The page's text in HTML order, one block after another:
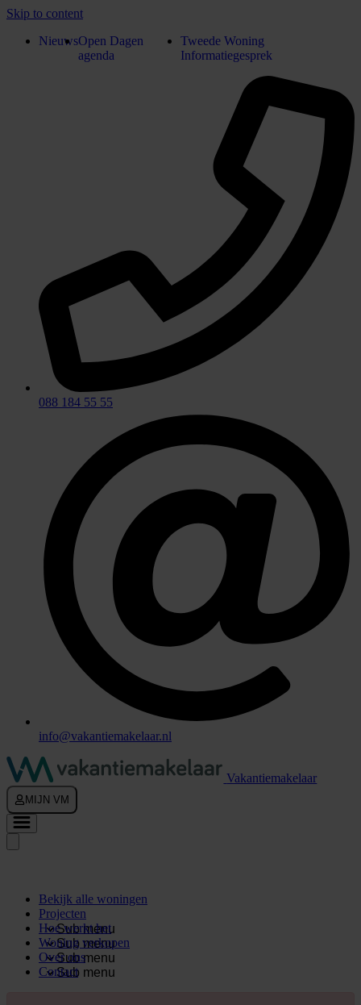
Skip to content
NieuwsOpen Dagen
agenda
Tweede Woning
Informatiegesprek
088 184 55 55
info@vakantiemakelaar.nl
Vakantiemakelaar
MIJN VM
Bekijk alle woningen
Projecten
Sub menu
Hoe werkt het
Sub menu
Woning verkopen
Sub menu
Over ons
Sub menu
Contact